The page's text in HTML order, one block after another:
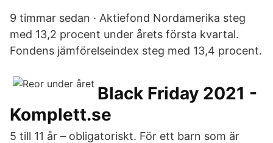
9 timmar sedan · Aktiefond Nordamerika steg
med 13,2 procent under årets första kvartal.
Fondens jämförelseindex steg med 13,4 procent.
Black Friday 2021 -
Komplett.se
5 till 11 år – obligatoriskt. För ett barn som är